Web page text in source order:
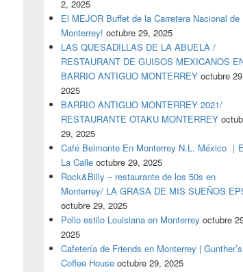
2, 2025
El MEJOR Buffet de la Carretera Nacional de
Monterrey! octubre 29, 2025
LAS QUESADILLAS DE LA ABUELA /
RESTAURANT DE GUISOS MEXICANOS
BARRIO ANTIGUO MONTERREY octubre
2025
BARRIO ANTIGUO MONTERREY 2021/
RESTAURANTE OTAKU MONTERREY
29, 2025
Café Belmonte En Monterrey N.L. México ｜
La Calle octubre 29, 2025
Rock&Billy – restaurante de los 50s en
Monterrey/ LA GRASA DE MIS SUEÑOS
octubre 29, 2025
Pollo estilo Louisiana en Monterrey octubre
2025
Cafetería de Friends en Monterrey | Gunther’s
Coffee House octubre 29, 2025